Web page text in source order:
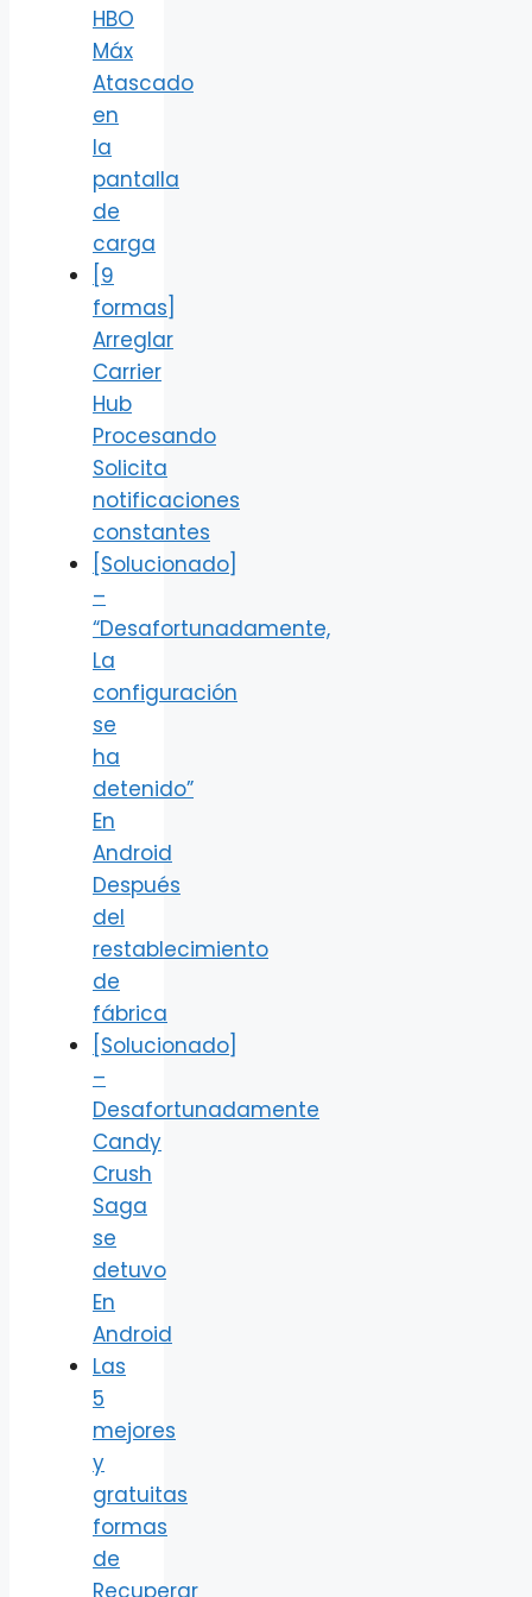
HBO
Máx
Atascado
en
la
pantalla
de
carga
[9
formas]
Arreglar
Carrier
Hub
Procesando
Solicita
notificaciones
constantes
[Solucionado]
–
“Desafortunadamente,
La
configuración
se
ha
detenido”
En
Android
Después
del
restablecimiento
de
fábrica
[Solucionado]
–
Desafortunadamente
Candy
Crush
Saga
se
detuvo
En
Android
Las
5
mejores
y
gratuitas
formas
de
Recuperar